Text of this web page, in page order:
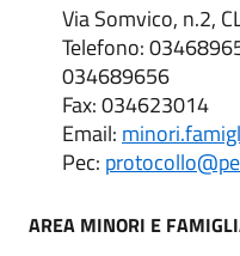
Via Somvico, n.2,
Telefono:
034689656
Fax: 034623014
Email:
Pec:
AREA MINORI E